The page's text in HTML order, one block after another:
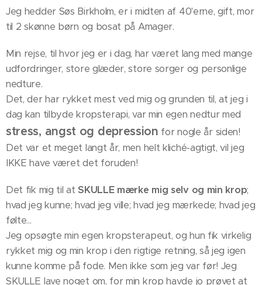
Jeg hedder Søs Birkholm, er i midten af 40'erne, gift, mor
til 2 skønne børn og bosat på Amager.
Min rejse, til hvor jeg er i dag, har været lang med mange
udfordringer, store glæder, store sorger og personlige
nedture.
Det, der har rykket mest ved mig og grunden til, at jeg i
dag kan tilbyde kropsterapi, var min egen nedtur med
stress, angst og depression for nogle år siden!
Det var et meget langt år, men helt kliché-agtigt, vil jeg
IKKE have været det foruden!
Det fik mig til at SKULLE mærke mig selv og min krop;
hvad jeg kunne; hvad jeg ville; hvad jeg mærkede; hvad jeg
følte...
Jeg opsøgte min egen kropsterapeut, og hun fik virkelig
rykket mig og min krop i den rigtige retning, så jeg igen
kunne komme på fode. Men ikke som jeg var før! Jeg
SKULLE lave noget om, for min krop havde jo prøvet at